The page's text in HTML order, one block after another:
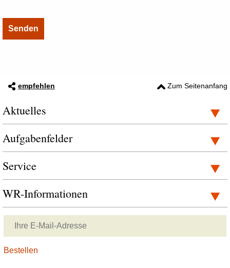
empfehlen Zum Seitenanfang
Aktuelles
Aufgabenfelder
Service
WR-Informationen